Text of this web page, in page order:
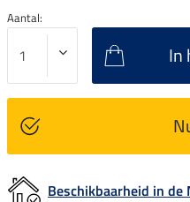
Aantal:
In
Beschikbaarheid in de